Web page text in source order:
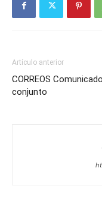
Artículo anterior
CORREOS Comunicado
conjunto